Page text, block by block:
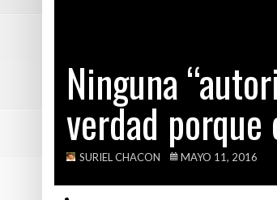
Ninguna
verdad porque
SURIEL CHACON MAYO 11, 2016